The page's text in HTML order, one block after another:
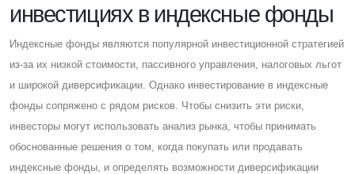
инвестициях в индексные фонды
Индексные фонды являются популярной инвестиционной стратегией
из-за их низкой стоимости, пассивного управления, налоговых льгот
и широкой диверсификации. Однако инвестирование в индексные
фонды сопряжено с рядом рисков. Чтобы снизить эти риски,
инвесторы могут использовать анализ рынка, чтобы принимать
обоснованные решения о том, когда покупать или продавать
индексные фонды, и определять возможности диверсификации